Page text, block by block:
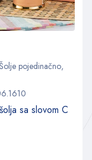
pojedinačno,
sa slovom C